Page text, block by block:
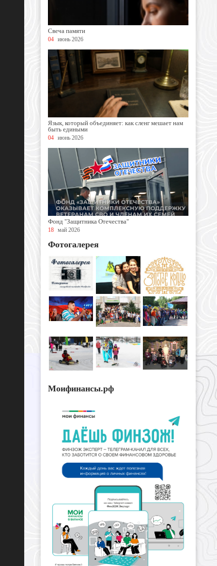
Свеча памяти
04 июнь 2026
Язык, который объединяет: как сленг мешает нам
быть едиными
04 июнь 2026
Фонд "Защитника Отечества"
18 май 2026
Фотогалерея
Моифинансы.рф